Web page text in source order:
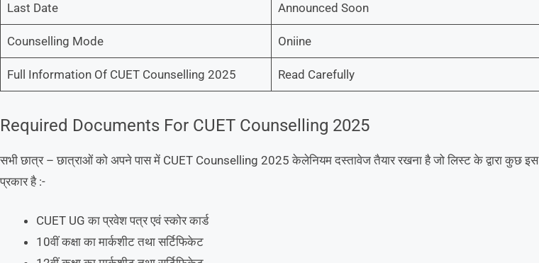
Last Date Announced Soon
Counselling Mode Oniine
Full Information Of CUET Counselling 2025 Read Carefully
Required Documents For CUET Counselling 2025
सभी छात्र – छात्राओं को अपने पास में CUET Counselling 2025 केलेनियम दस्तावेज तैयार रखना है जो लिस्ट के द्वारा कुछ इस
प्रकार है :-
CUET UG का प्रवेश पत्र एवं स्कोर कार्ड
10वीं कक्षा का मार्कशीट तथा सर्टिफिकेट